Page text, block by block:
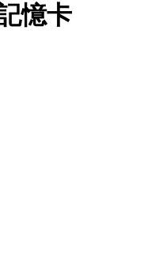
憶卡